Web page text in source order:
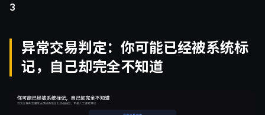
3
异常交易判定：你可能已经被系统标
记，自己却完全不知道